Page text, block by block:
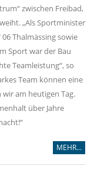
zwischen Freibad,
„Als Sportminister
Thalmässing sowie
Sport war der Bau
Teamleistung“, so
Team können eine
wir am heutigen Tag.
über Jahre
MEHR...